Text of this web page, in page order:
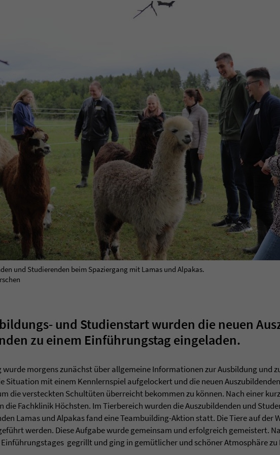
und Studierenden beim Spaziergang mit Lamas und Alpakas.
und Studienstart wurden die neuen
zu einem Einführungstag eingeladen.
wurde morgens zunächst über allgemeine Informationen zur Ausbildung und
Situation mit einem Kennlernspiel aufgelockert und die neuen
die versteckten Schultüten überreicht bekommen zu können. Nach einer
die Fachklinik Höchsten. Im Tierbereich wurden die Auszubildenden und
Lamas und Alpakas fand eine Teambuilding-Aktion statt. Die Tiere auf der
werden. Diese Aufgabe wurde gemeinsam und erfolgreich gemeistert.
Einführungstages gegrillt und ging in gemütlicher und schöner Atmosphäre zu